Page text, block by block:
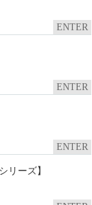
ENTER
ENTER
ENTER
リーズ】